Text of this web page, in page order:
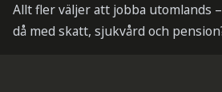
Allt fler väljer att jobba utomlands
då med skatt, sjukvård och